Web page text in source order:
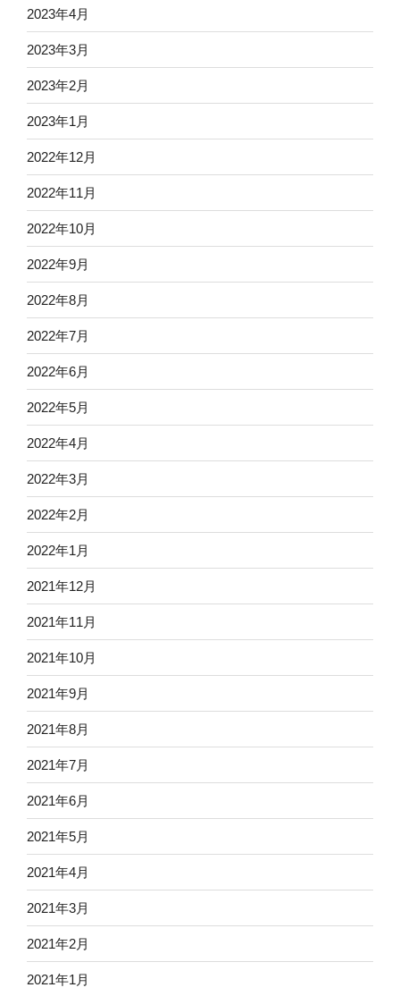
2023年4月
2023年3月
2023年2月
2023年1月
2022年12月
2022年11月
2022年10月
2022年9月
2022年8月
2022年7月
2022年6月
2022年5月
2022年4月
2022年3月
2022年2月
2022年1月
2021年12月
2021年11月
2021年10月
2021年9月
2021年8月
2021年7月
2021年6月
2021年5月
2021年4月
2021年3月
2021年2月
2021年1月